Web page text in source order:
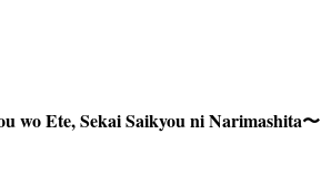
wo Ete, Sekai Saikyou ni Narimashita〜